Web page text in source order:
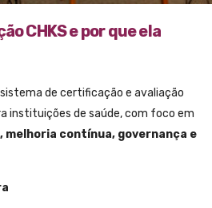
CHKS e por que ela
de certificação e avaliação
instituições de saúde, com foco em
melhoria contínua, governança e